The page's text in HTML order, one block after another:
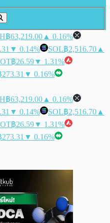
฿63,219.00 ▲ 0.16%
▼ 0.14% SOL฿2,516.70 ▲
฿26.59▼ 1.31%
273.31 ▼ 0.16%
฿63,219.00 ▲ 0.16%
▼ 0.14% SOL฿2,516.70 ▲
฿26.59▼ 1.31%
273.31 ▼ 0.16%